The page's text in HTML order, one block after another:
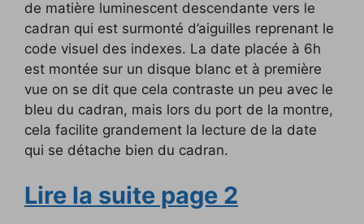
de matière luminescent descendante vers le
cadran qui est surmonté d’aiguilles reprenant le
code visuel des indexes. La date placée à 6h
est montée sur un disque blanc et à première
vue on se dit que cela contraste un peu avec le
bleu du cadran, mais lors du port de la montre,
cela facilite grandement la lecture de la date
qui se détache bien du cadran.
Lire la suite page 2